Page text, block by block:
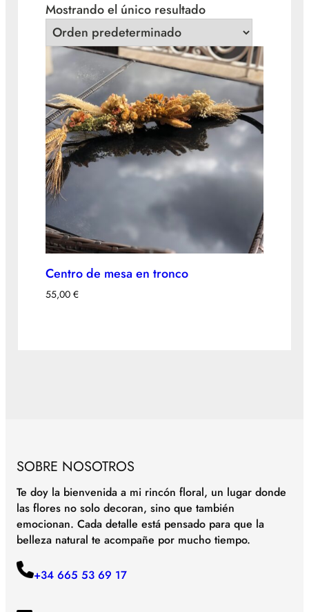
Mostrando el único resultado
Centro de mesa en tronco
55,00 €
SOBRE NOSOTROS
Te doy la bienvenida a mi rincón floral, un lugar donde
las flores no solo decoran, sino que también
emocionan. Cada detalle está pensado para que la
belleza natural te acompañe por mucho tiempo.
+34 665 53 69 17